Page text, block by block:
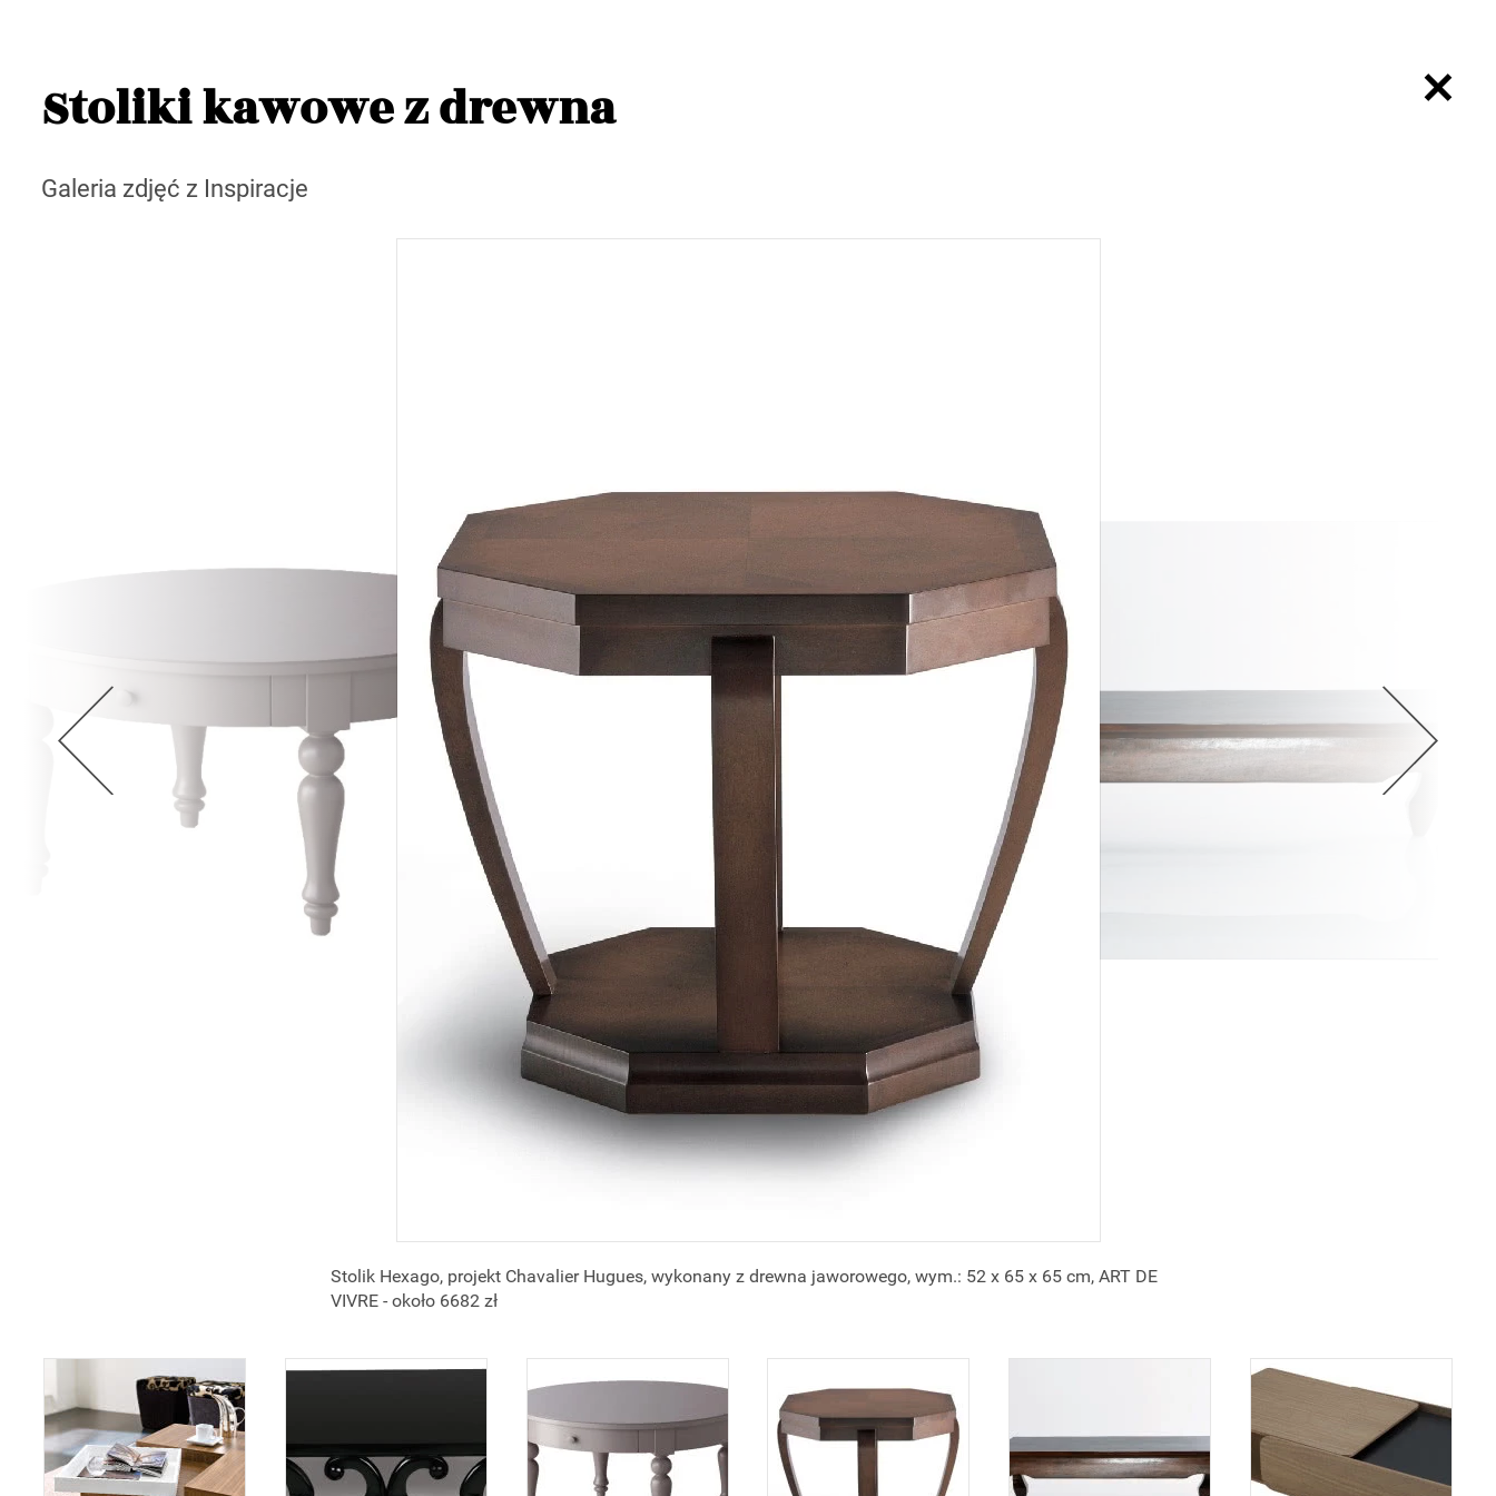
Stoliki kawowe z drewna
Galeria zdjęć z Inspiracje
Stolik Hexago, projekt Chavalier Hugues, wykonany z drewna jaworowego, wym.: 52 x 65 x 65 cm, ART DE
VIVRE - około 6682 zł